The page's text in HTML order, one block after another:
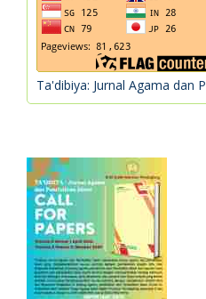
Ta'dibiya: Jurnal Agama dan